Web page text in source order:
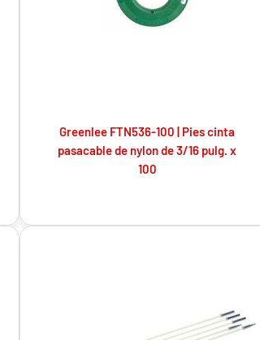
Greenlee FTN536-100 | Pies cinta
pasacable de nylon de 3/16 pulg. x
100